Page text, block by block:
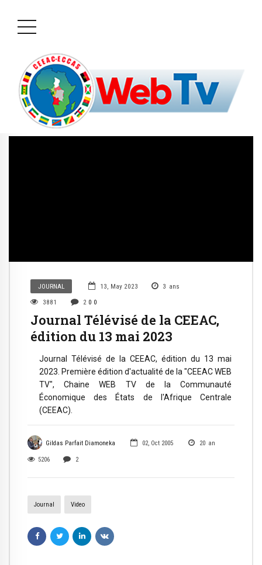
Gildas Parfait Diamoneka 02, Oct 2005 20 an
5206 2
Journal Video
JOURNAL 13, May 2023 3 ans
3881
20 0
Journal Télévisé de la CEEAC,
édition du 13 mai 2023
Journal Télévisé de la CEEAC, édition du 13 mai
2023. Première édition d'actualité de la "CEEAC WEB
TV", Chaine WEB TV de la Communauté
Économique des États de l'Afrique Centrale
(CEEAC).